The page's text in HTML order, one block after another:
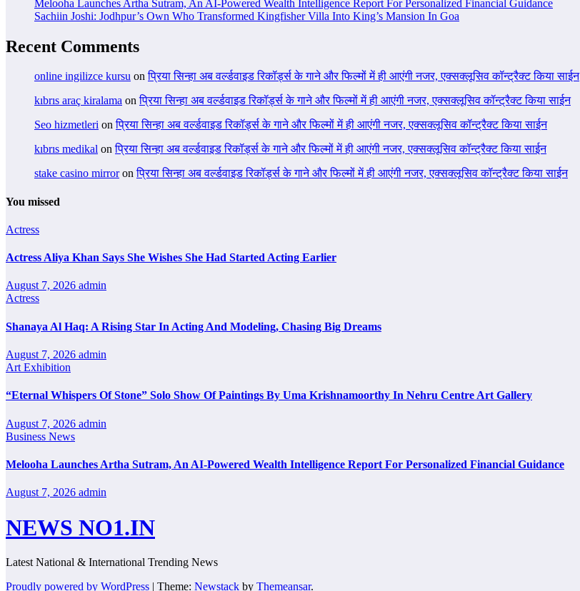
Melooha Launches Artha Sutram, An AI-Powered Wealth Intelligence Report For Personalized Financial Guidance
Sachiin Joshi: Jodhpur’s Own Who Transformed Kingfisher Villa Into King’s Mansion In Goa
Recent Comments
online ingilizce kursu onप्रिया सिन्हा अब वर्ल्डवाइड रिकॉर्ड्स के गाने और फिल्मों में ही आएंगी नजर, एक्सक्लूसिव कॉन्ट्रैक्ट किया साईन
kıbrıs araç kiralama onप्रिया सिन्हा अब वर्ल्डवाइड रिकॉर्ड्स के गाने और फिल्मों में ही आएंगी नजर, एक्सक्लूसिव कॉन्ट्रैक्ट किया साईन
Seo hizmetleri onप्रिया सिन्हा अब वर्ल्डवाइड रिकॉर्ड्स के गाने और फिल्मों में ही आएंगी नजर, एक्सक्लूसिव कॉन्ट्रैक्ट किया साईन
kıbrıs medikal onप्रिया सिन्हा अब वर्ल्डवाइड रिकॉर्ड्स के गाने और फिल्मों में ही आएंगी नजर, एक्सक्लूसिव कॉन्ट्रैक्ट किया साईन
stake casino mirroronप्रिया सिन्हा अब वर्ल्डवाइड रिकॉर्ड्स के गाने और फिल्मों में ही आएंगी नजर, एक्सक्लूसिव कॉन्ट्रैक्ट किया साईन
You missed
Actress
Actress Aliya Khan Says She Wishes She Had Started Acting Earlier
August 7, 2026 admin
Actress
Shanaya Al Haq: A Rising Star In Acting And Modeling, Chasing Big Dreams
August 7, 2026 admin
Art Exhibition
“Eternal Whispers Of Stone” Solo Show Of Paintings By Uma Krishnamoorthy In Nehru Centre Art Gallery
August 7, 2026 admin
Business News
Melooha Launches Artha Sutram, An AI-Powered Wealth Intelligence Report For Personalized Financial Guidance
August 7, 2026 admin
NEWS NO1.IN
Latest National & International Trending News
Proudly powered by WordPress | Theme: Newstack by Themeansar.